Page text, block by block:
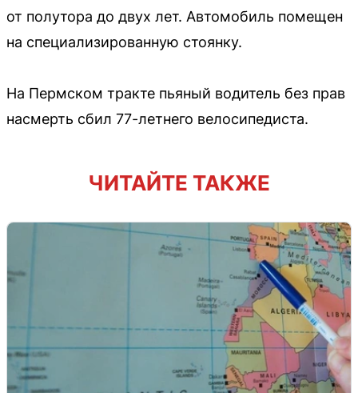
от полутора до двух лет. Автомобиль помещен
на специализированную стоянку.
На Пермском тракте пьяный водитель без прав
насмерть сбил 77-летнего велосипедиста.
ЧИТАЙТЕ ТАКЖЕ